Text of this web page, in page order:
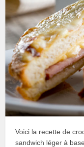
Voici la recette de
sandwich léger à